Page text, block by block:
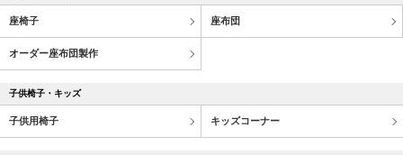
座椅子 座布団
オーダー座布団製作
子供椅子・キッズ
子供用椅子 キッズコーナー